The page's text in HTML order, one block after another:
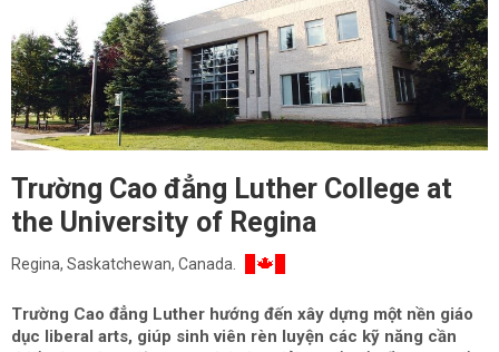
Trường Cao đẳng Luther College at
the University of Regina
Regina, Saskatchewan, Canada.
Trường Cao đẳng Luther hướng đến xây dựng một nền giáo
dục liberal arts, giúp sinh viên rèn luyện các kỹ năng cần